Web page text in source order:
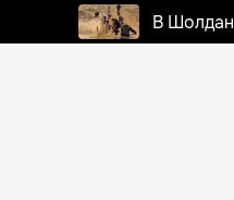
В